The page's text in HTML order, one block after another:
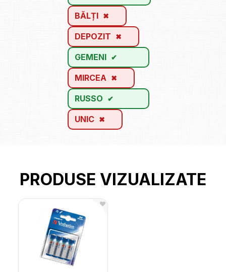
BĂLȚI
DEPOZIT
GEMENI
MIRCEA
RUSSO
UNIC
PRODUSE VIZUALIZATE